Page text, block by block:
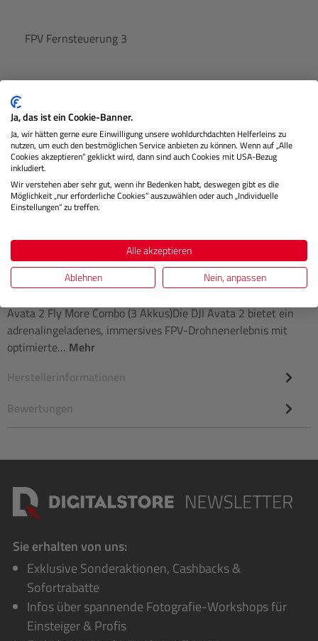
FPV Fernsteuerung 3
Preis € 149,00
IN DEN WARENKORB
Beschreibung
Avata 2 Fly More Combo (3 Akkus)Die DJI Avata 2 bietet ein
adrenalingeladenes, immersives FPV-Drohnenerlebnis mit
optimierte… Mehr
Herstellerinformationen
Bewertungen
Sie erhalten von uns:
Exklusive Sonderaktionen, Cashbacks &
Sofortrabatte
Infos über spannende Fotografie-Workshops für
Einsteiger & Profis
Ja, das ist ein Cookie-Banner.
Ja, wir hätten gerne eure Einwilligung unsere wohldurchdachten Helferleins zu
nutzen, um euch den bestmöglichen Service anbieten zu können. Wenn auf „Alle
Cookies akzeptieren“ geklickt wird, dann sind auch Cookies mit USA-Bezug
inkludiert.
Wir verstehen aber sehr gut, wenn ihr Bedenken habt, deswegen gibt es die
Möglichkeit „nur erforderliche Cookies“ auszuwählen oder auch „Individuelle
Einstellungen“ zu treffen.
Alle akzeptieren
Ablehnen
Nein, anpassen